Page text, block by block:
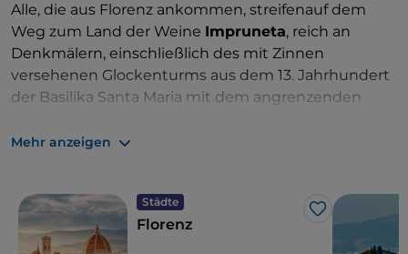
Alle, die aus Florenz ankommen, streifenauf dem
Weg zum Land der Weine Impruneta, reich an
Denkmälern, einschließlich des mit Zinnen
versehenen Glockenturms aus dem 13. Jahrhundert
der Basilika Santa Maria mit dem angrenzenden
internationaler Bedeutung: das Traubenfest mit der
Mehr anzeigen
Städte
Like
Florenz